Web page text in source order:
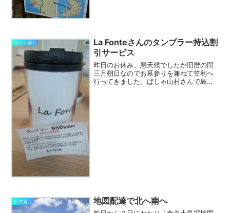
サイト紹介
La Fonteさんのタンブラー持込割
引サービス
昨日のお休み、悪天候でしたが旧暦の閏
三月朔日なのでお墓参りを兼ねて笠利へ
行ってきました。ばしゃ山村さんで島ヤ
シマ巡り 地図配達で北へ南へ